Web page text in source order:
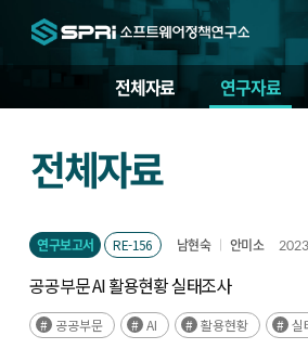
전체자료 연구자료
전체자료
연구보고서 RE-156 남현숙 안미소
공공부문 AI 활용현황 실태조사
공공부문 AI 활용현황 실